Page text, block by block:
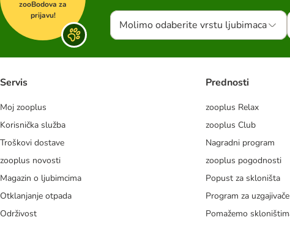
zooBodova za
prijavu!
Molimo odaberite vrstu ljubimaca
Servis
Moj zooplus
Korisnička služba
Troškovi dostave
zooplus novosti
Magazin o ljubimcima
Otklanjanje otpada
Održivost
Prednosti
zooplus Relax
zooplus Club
Nagradni program
zooplus pogodnosti
Popust za skloništa
Program za uzgajivače
Pomažemo